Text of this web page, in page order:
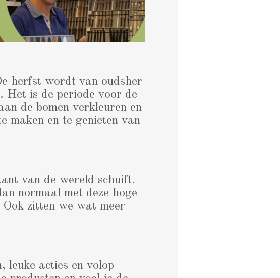
herfst wordt van oudsher
Het is de periode voor de
de bomen verkleuren en
maken en te genieten van
van de wereld schuift.
normaal met deze hoge
Ook zitten we wat meer
leuke acties en volop